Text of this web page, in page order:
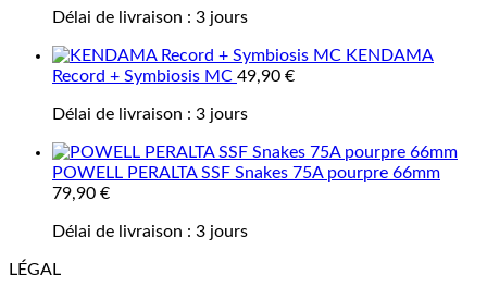
Délai de livraison : 3 jours
KENDAMA
Record + Symbiosis MC 49,90 €
Délai de livraison : 3 jours
POWELL PERALTA SSF Snakes 75A pourpre 66mm
79,90 €
Délai de livraison : 3 jours
LÉGAL